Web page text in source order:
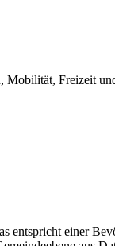
Mobilität, Freizeit
einer